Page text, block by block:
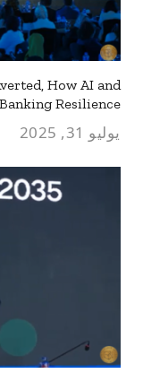
How AI and
Resilience
يوليو 31, 2025